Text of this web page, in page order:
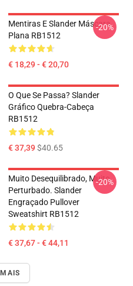
Mentiras E Slander Máscara
Plana RB1512
€ 18,29 - € 20,70
-20%
O Que Se Passa? Slander
Gráfico Quebra-Cabeça
RB1512
€ 37,39$40.65
Muito Desequilibrado, Muito
Perturbado. Slander
Engraçado Pullover
Sweatshirt RB1512
€ 37,67 - € 44,11
-20%